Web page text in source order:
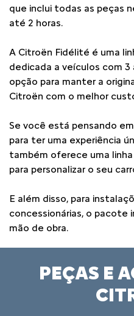
que inclui todas as peças
até 2 horas.
A Citroën Fidélité é uma
dedicada a veículos com 3
opção para manter a
Citroën com o melhor
Se você está pensando
para ter uma experiência
também oferece uma
para personalizar o seu
E além disso, para
concessionárias, o pacote
mão de obra.
PEÇAS E